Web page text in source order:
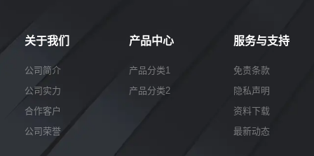
关于我们
公司简介
公司实力
合作客户
公司荣誉
产品中心
产品分类1
产品分类2
服务与支持
免责条款
隐私声明
资料下载
最新动态